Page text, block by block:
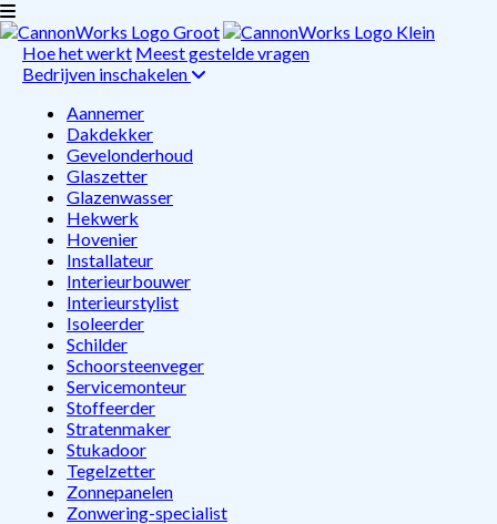
Hoe het werkt Meest gestelde vragen
Bedrijven inschakelen
Aannemer
Dakdekker
Gevelonderhoud
Glaszetter
Glazenwasser
Hekwerk
Hovenier
Installateur
Interieurbouwer
Interieurstylist
Isoleerder
Schilder
Schoorsteenveger
Servicemonteur
Stoffeerder
Stratenmaker
Stukadoor
Tegelzetter
Zonnepanelen
Zonwering-specialist